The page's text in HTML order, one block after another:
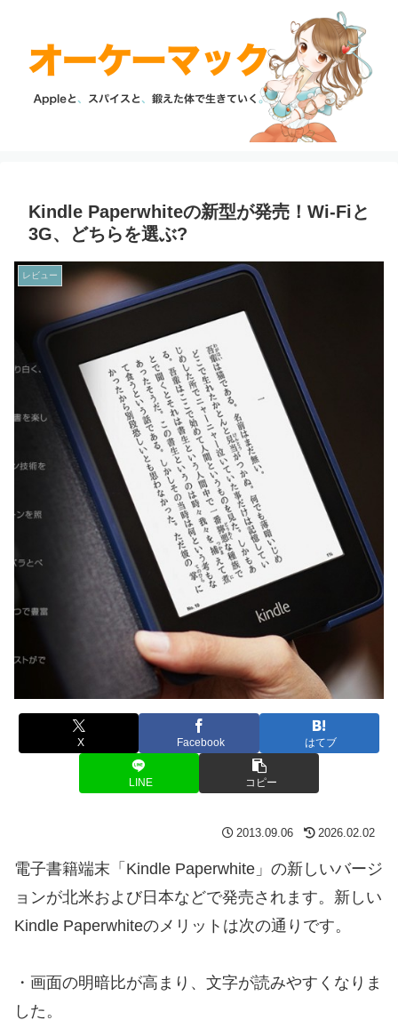
Kindle Paperwhiteの新型が発売！Wi-Fiと
3G、どちらを選ぶ?
レビュー
X Facebook はてブ
LINE コピー
2013.09.06 2026.02.02
電子書籍端末「Kindle Paperwhite」の新しいバージ
ョンが北米および日本などで発売されます。新しい
Kindle Paperwhiteのメリットは次の通りです。
・画面の明暗比が高まり、文字が読みやすくなりま
した。